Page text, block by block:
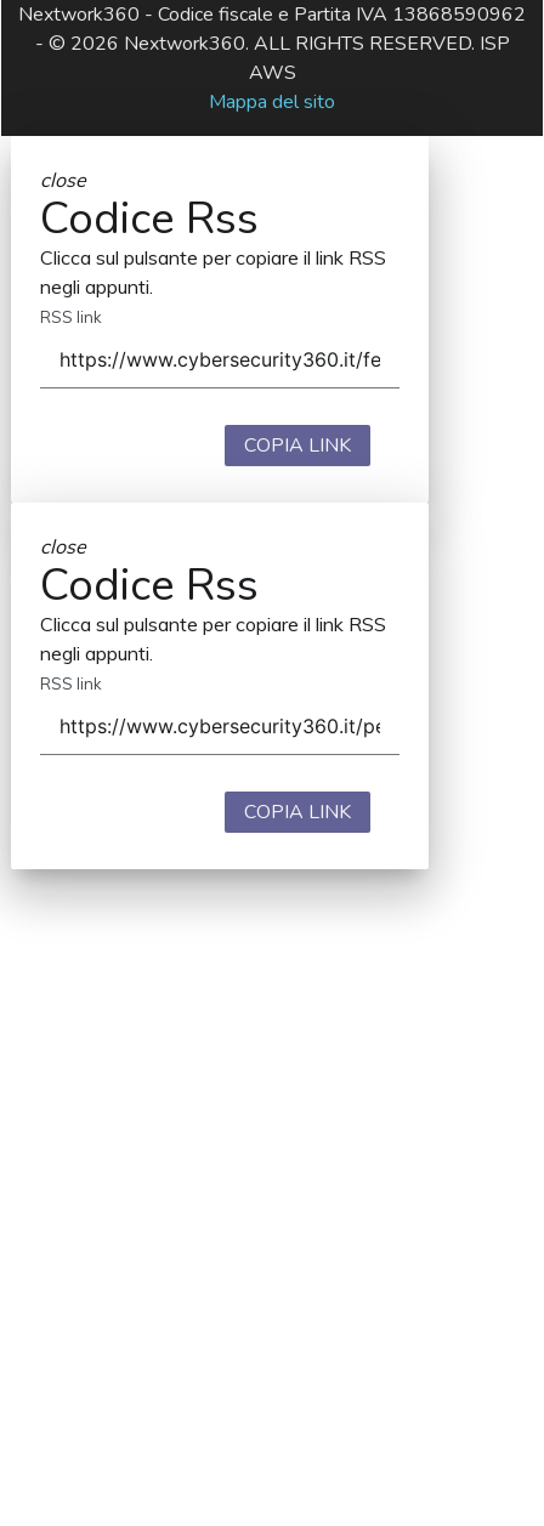
Nextwork360 - Codice fiscale e Partita IVA 13868590962
- © 2026 Nextwork360. ALL RIGHTS RESERVED. ISP
AWS
Mappa del sito
close
Codice Rss
Clicca sul pulsante per copiare il link RSS
negli appunti.
RSS link
COPIA LINK
close
Codice Rss
Clicca sul pulsante per copiare il link RSS
negli appunti.
RSS link
COPIA LINK